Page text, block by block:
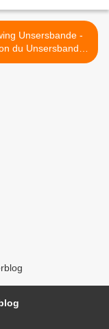
Unsersbande -
du Unsersbande
2017 >